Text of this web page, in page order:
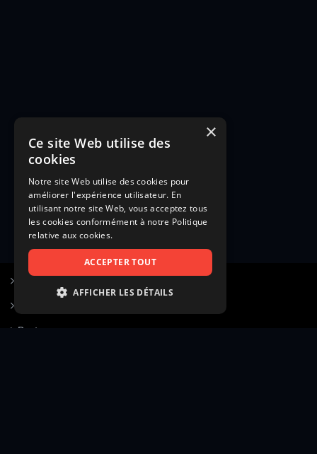
Poster une annonce
×
Ce site Web utilise des
cookies
Notre site Web utilise des cookies pour
améliorer l'expérience utilisateur. En
utilisant notre site Web, vous acceptez tous
les cookies conformément à notre Politique
relative aux cookies.
ACCEPTER TOUT
AFFICHER LES DÉTAILS